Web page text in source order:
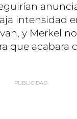
intensidad
y Merkel
que acabara